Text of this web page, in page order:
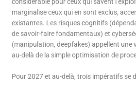
considérable pour ceux qui savent
marginalise ceux qui en sont exclus,
existantes. Les risques cognitifs
de savoir-faire fondamentaux) et
(manipulation, deepfakes) appellent une
au-delà de la simple optimisation de
Pour 2027 et au-delà, trois impératifs se